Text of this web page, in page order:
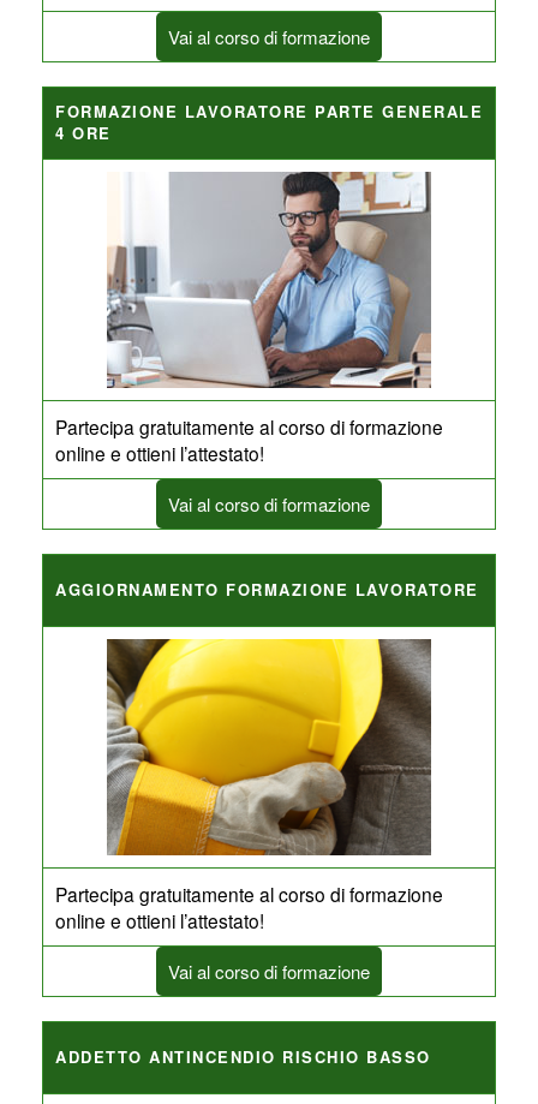
Vai al corso di formazione
FORMAZIONE LAVORATORE PARTE GENERALE
4 ORE
Partecipa gratuitamente al corso di formazione
online e ottieni l’attestato!
Vai al corso di formazione
AGGIORNAMENTO FORMAZIONE LAVORATORE
Partecipa gratuitamente al corso di formazione
online e ottieni l’attestato!
Vai al corso di formazione
ADDETTO ANTINCENDIO RISCHIO BASSO